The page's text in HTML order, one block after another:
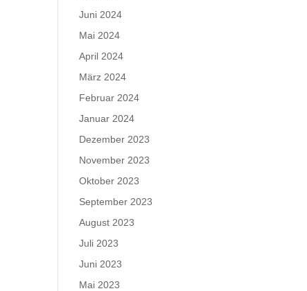
Juni 2024
Mai 2024
April 2024
März 2024
Februar 2024
Januar 2024
Dezember 2023
November 2023
Oktober 2023
September 2023
August 2023
Juli 2023
Juni 2023
Mai 2023